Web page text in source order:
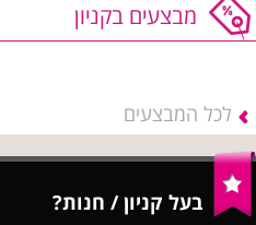
מבצעים בקניון
לכל המבצעים
בעל קניון / חנות?